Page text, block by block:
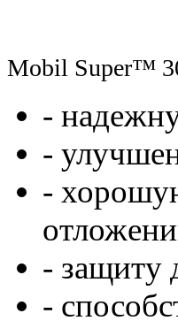
Mobil Super™
-
-
-
- защиту
-